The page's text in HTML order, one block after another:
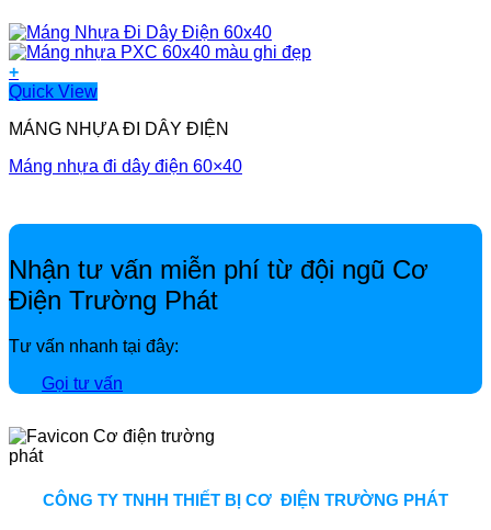
+
Quick View
MÁNG NHỰA ĐI DÂY ĐIỆN
Máng nhựa đi dây điện 60×40
Nhận tư vấn miễn phí từ đội ngũ Cơ
Điện Trường Phát
Tư vấn nhanh tại đây:
Gọi tư vấn
CÔNG TY TNHH THIẾT BỊ CƠ ĐIỆN TRƯỜNG PHÁT